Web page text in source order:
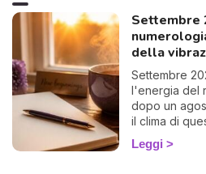
Settembre
della
Settembre
l'energia del
dopo un
il clima di
rientro e come
approfittarne.
Leggi